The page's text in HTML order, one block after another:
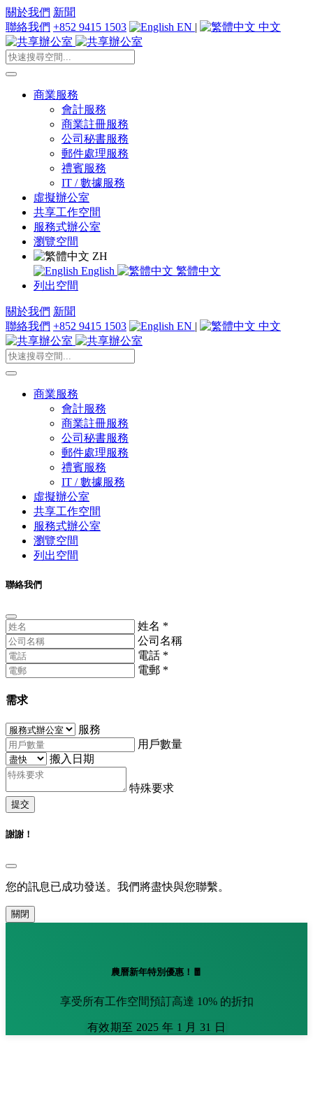
關於我們 新聞
聯絡我們 +852 9415 1503 EN | 中文
商業服務
會計服務
商業註冊服務
公司秘書服務
郵件處理服務
禮賓服務
IT / 數據服務
虛擬辦公室
共享工作空間
服務式辦公室
瀏覽空間
ZH
English
繁體中文
列出空間
關於我們 新聞
聯絡我們 +852 9415 1503 EN | 中文
商業服務
會計服務
商業註冊服務
公司秘書服務
郵件處理服務
禮賓服務
IT / 數據服務
虛擬辦公室
共享工作空間
服務式辦公室
瀏覽空間
列出空間
聯絡我們
姓名 *
公司名稱
電話 *
電郵 *
需求
服務
用戶數量
搬入日期
特殊要求
提交
謝謝！
您的訊息已成功發送。我們將盡快與您聯繫。
關閉
農曆新年特別優惠！🧧
享受所有工作空間預訂高達 10% 的折扣
有效期至 2025 年 1 月 31 日